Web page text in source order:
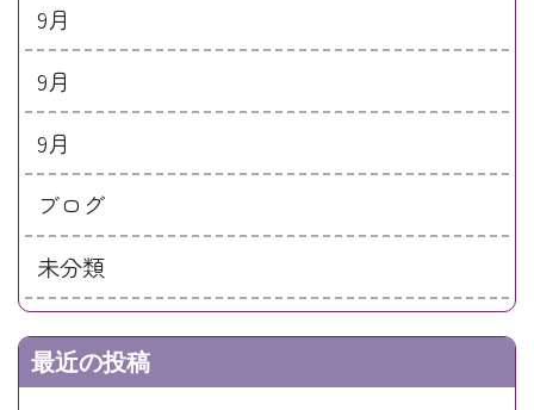
9月
9月
9月
ブログ
未分類
最近の投稿